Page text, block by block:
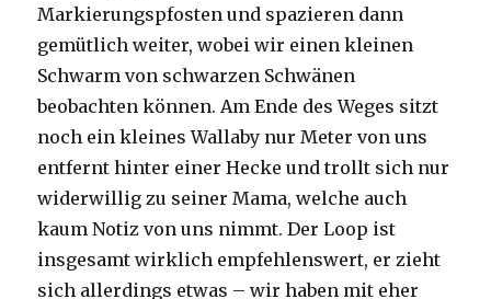
Markierungspfosten und spazieren dann
gemütlich weiter, wobei wir einen kleinen
Schwarm von schwarzen Schwänen
beobachten können. Am Ende des Weges sitzt
noch ein kleines Wallaby nur Meter von uns
entfernt hinter einer Hecke und trollt sich nur
widerwillig zu seiner Mama, welche auch
kaum Notiz von uns nimmt. Der Loop ist
insgesamt wirklich empfehlenswert, er zieht
sich allerdings etwas – wir haben mit eher